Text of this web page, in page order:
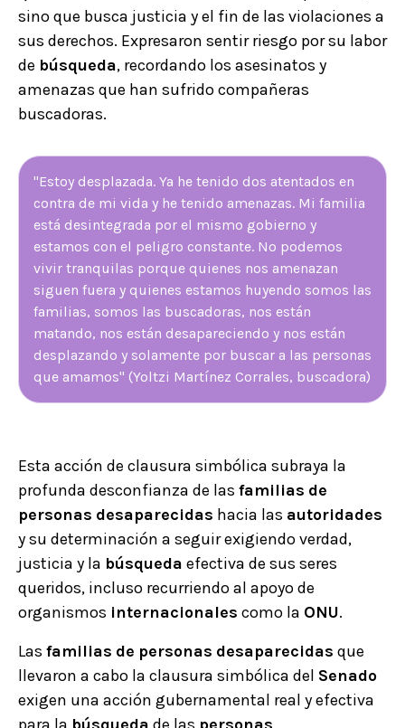
sino que busca justicia y el fin de las violaciones a
sus derechos. Expresaron sentir riesgo por su labor
de búsqueda, recordando los asesinatos y
amenazas que han sufrido compañeras
buscadoras.
"Estoy desplazada. Ya he tenido dos atentados en
contra de mi vida y he tenido amenazas. Mi familia
está desintegrada por el mismo gobierno y
estamos con el peligro constante. No podemos
vivir tranquilas porque quienes nos amenazan
siguen fuera y quienes estamos huyendo somos las
familias, somos las buscadoras, nos están
matando, nos están desapareciendo y nos están
desplazando y solamente por buscar a las personas
que amamos" (Yoltzi Martínez Corrales, buscadora)
Esta acción de clausura simbólica subraya la
profunda desconfianza de las familias de
personas desaparecidas hacia las autoridades
y su determinación a seguir exigiendo verdad,
justicia y la búsqueda efectiva de sus seres
queridos, incluso recurriendo al apoyo de
organismos internacionales como la ONU.
Las familias de personas desaparecidas que
llevaron a cabo la clausura simbólica del Senado
exigen una acción gubernamental real y efectiva